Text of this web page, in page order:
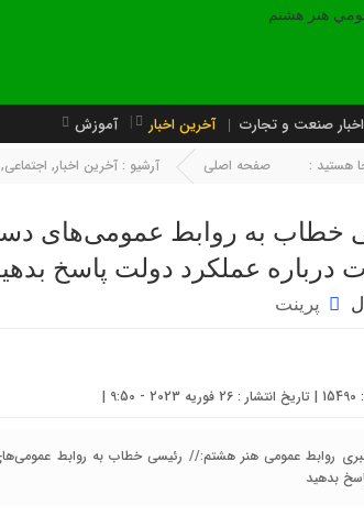
اخبار صنعت و تجارت آخرین اخبار آموزش
هستید : صفحه اصلی آرشیو : آخرین اخبار, اجتماعی,
خطاب به روابط عمومی‌های
درباره عملکرد دولت پاسخ
پرینت
|
روابط عمومی هنر هشتم:// رئیسی خطاب به روابط عمومی‌های
بدهید